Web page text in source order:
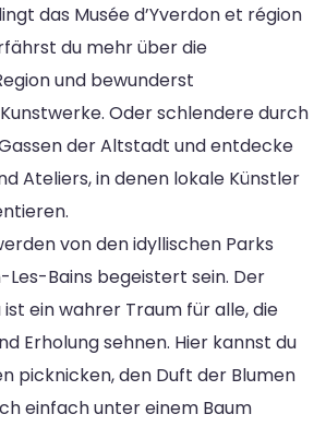
das Musée d’Yverdon et région
du mehr über die
und bewunderst
Oder schlendere durch
der Altstadt und entdecke
Ateliers, in denen lokale Künstler
von den idyllischen Parks
Les-Bains begeistert sein. Der
ein wahrer Traum für alle, die
Erholung sehnen. Hier kannst du
picknicken, den Duft der Blumen
einfach unter einem Baum